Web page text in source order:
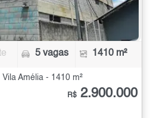
5 vagas 1410 m²
Amélia - 1410 m²
R$ 2.900.000